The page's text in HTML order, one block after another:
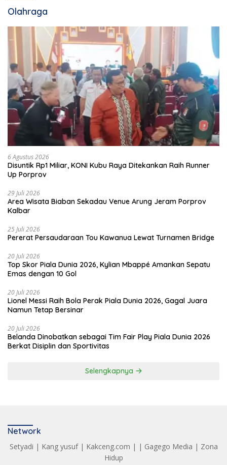
Olahraga
6 Agustus 2026
Disuntik Rp1 Miliar, KONI Kubu Raya Ditekankan Raih Runner
Up Porprov
29 Juli 2026
Area Wisata Biaban Sekadau Venue Arung Jeram Porprov
Kalbar
25 Juli 2026
Pererat Persaudaraan Tou Kawanua Lewat Turnamen Bridge
20 Juli 2026
Top Skor Piala Dunia 2026, Kylian Mbappé Amankan Sepatu
Emas dengan 10 Gol
20 Juli 2026
Lionel Messi Raih Bola Perak Piala Dunia 2026, Gagal Juara
Namun Tetap Bersinar
20 Juli 2026
Belanda Dinobatkan sebagai Tim Fair Play Piala Dunia 2026
Berkat Disiplin dan Sportivitas
Selengkapnya
Network
Setyadi | Kang yusuf| Kakceng.com | | Gagego Media | Zona
Hidup